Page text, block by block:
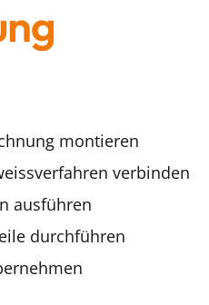
montieren
verbinden
ausführen
durchführen